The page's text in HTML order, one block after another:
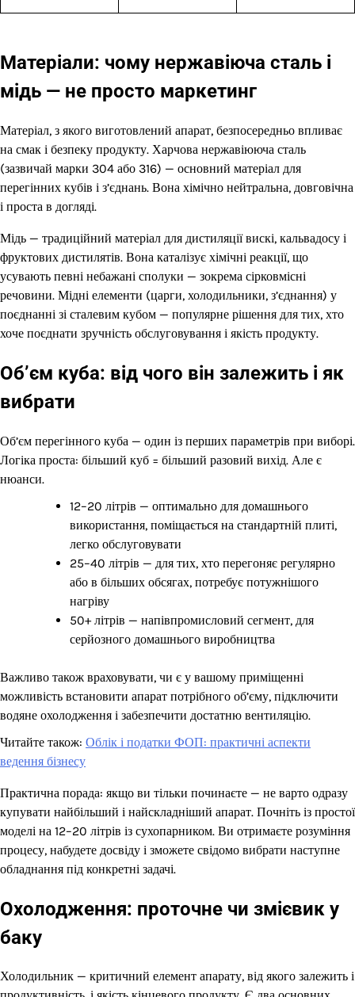
Матеріали: чому нержавіюча сталь і
мідь — не просто маркетинг
Матеріал, з якого виготовлений апарат, безпосередньо впливає
на смак і безпеку продукту. Харчова нержавіююча сталь
(зазвичай марки 304 або 316) — основний матеріал для
перегінних кубів і з’єднань. Вона хімічно нейтральна, довговічна
і проста в догляді.
Мідь — традиційний матеріал для дистиляції вискі, кальвадосу і
фруктових дистилятів. Вона каталізує хімічні реакції, що
усувають певні небажані сполуки — зокрема сірковмісні
речовини. Мідні елементи (царги, холодильники, з’єднання) у
поєднанні зі сталевим кубом — популярне рішення для тих, хто
хоче поєднати зручність обслуговування і якість продукту.
Об’єм куба: від чого він залежить і як
вибрати
Об’єм перегінного куба — один із перших параметрів при виборі.
Логіка проста: більший куб = більший разовий вихід. Але є
нюанси.
12–20 літрів — оптимально для домашнього
використання, поміщається на стандартній плиті,
легко обслуговувати
25–40 літрів — для тих, хто перегоняє регулярно
або в більших обсягах, потребує потужнішого
нагріву
50+ літрів — напівпромисловий сегмент, для
серйозного домашнього виробництва
Важливо також враховувати, чи є у вашому приміщенні
можливість встановити апарат потрібного об’єму, підключити
водяне охолодження і забезпечити достатню вентиляцію.
Читайте також: Облік і податки ФОП: практичні аспекти
ведення бізнесу
Практична порада: якщо ви тільки починаєте — не варто одразу
купувати найбільший і найскладніший апарат. Почніть із простої
моделі на 12–20 літрів із сухопарником. Ви отримаєте розуміння
процесу, набудете досвіду і зможете свідомо вибрати наступне
обладнання під конкретні задачі.
Охолодження: проточне чи змієвик у
баку
Холодильник — критичний елемент апарату, від якого залежить і